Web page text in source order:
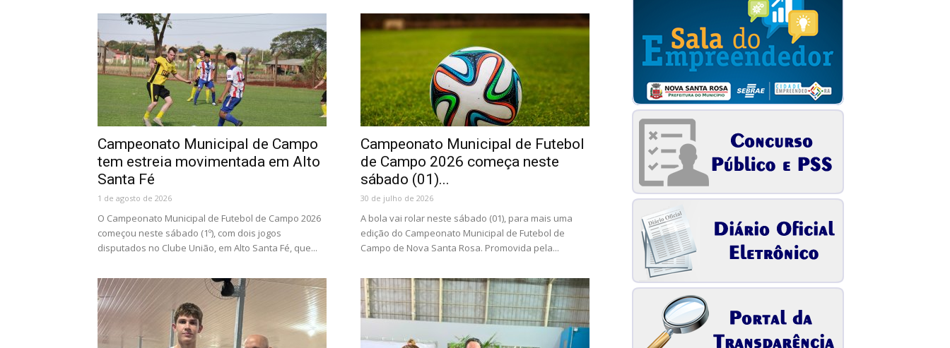
Campeonato Municipal de Campo
tem estreia movimentada em Alto
Santa Fé
1 de agosto de 2026
O Campeonato Municipal de Futebol de Campo 2026
começou neste sábado (1º), com dois jogos
disputados no Clube União, em Alto Santa Fé, que...
Campeonato Municipal de Futebol
de Campo 2026 começa neste
sábado (01)...
30 de julho de 2026
A bola vai rolar neste sábado (01), para mais uma
edição do Campeonato Municipal de Futebol de
Campo de Nova Santa Rosa. Promovida pela...